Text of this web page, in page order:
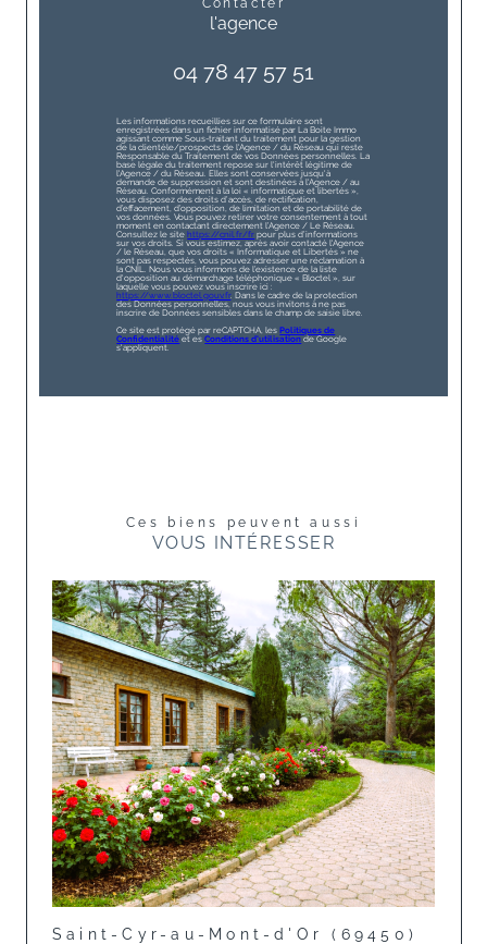
contacter
l'agence
04 78 47 57 51
Les informations recueillies sur ce formulaire sont
enregistrées dans un fichier informatisé par La Boite Immo
agissant comme Sous-traitant du traitement pour la gestion
de la clientèle/prospects de l'Agence / du Réseau qui reste
Responsable du Traitement de vos Données personnelles. La
base légale du traitement repose sur l'intérêt légitime de
l'Agence / du Réseau. Elles sont conservées jusqu'à
demande de suppression et sont destinées à l'Agence / au
Réseau. Conformément à la loi « informatique et libertés »,
vous disposez des droits d’accès, de rectification,
d’effacement, d’opposition, de limitation et de portabilité de
vos données. Vous pouvez retirer votre consentement à tout
moment en contactant directement l’Agence / Le Réseau.
Consultez le site https://cnil.fr/fr pour plus d’informations
sur vos droits. Si vous estimez, après avoir contacté l'Agence
/ le Réseau, que vos droits « Informatique et Libertés » ne
sont pas respectés, vous pouvez adresser une réclamation à
la CNIL. Nous vous informons de l’existence de la liste
d'opposition au démarchage téléphonique « Bloctel », sur
laquelle vous pouvez vous inscrire ici :
https://www.bloctel.gouv.fr. Dans le cadre de la protection
des Données personnelles, nous vous invitons à ne pas
inscrire de Données sensibles dans le champ de saisie libre.
Ce site est protégé par reCAPTCHA, les Politiques de
Confidentialité et esConditions d'utilisation de Google
s'appliquent.
Ces biens peuvent aussi
VOUS INTÉRESSER
Saint-Cyr-au-Mont-d'Or (69450)